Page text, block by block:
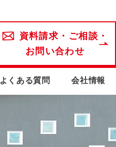
資料請求・ご相談・
お問い合わせ
よくある質問 会社情報